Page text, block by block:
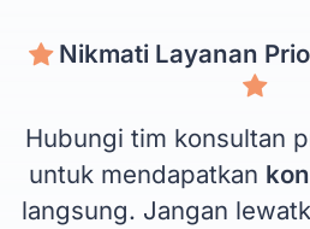
Nikmati Layanan
Hubungi tim konsultan
untuk mendapatkan
langsung. Jangan